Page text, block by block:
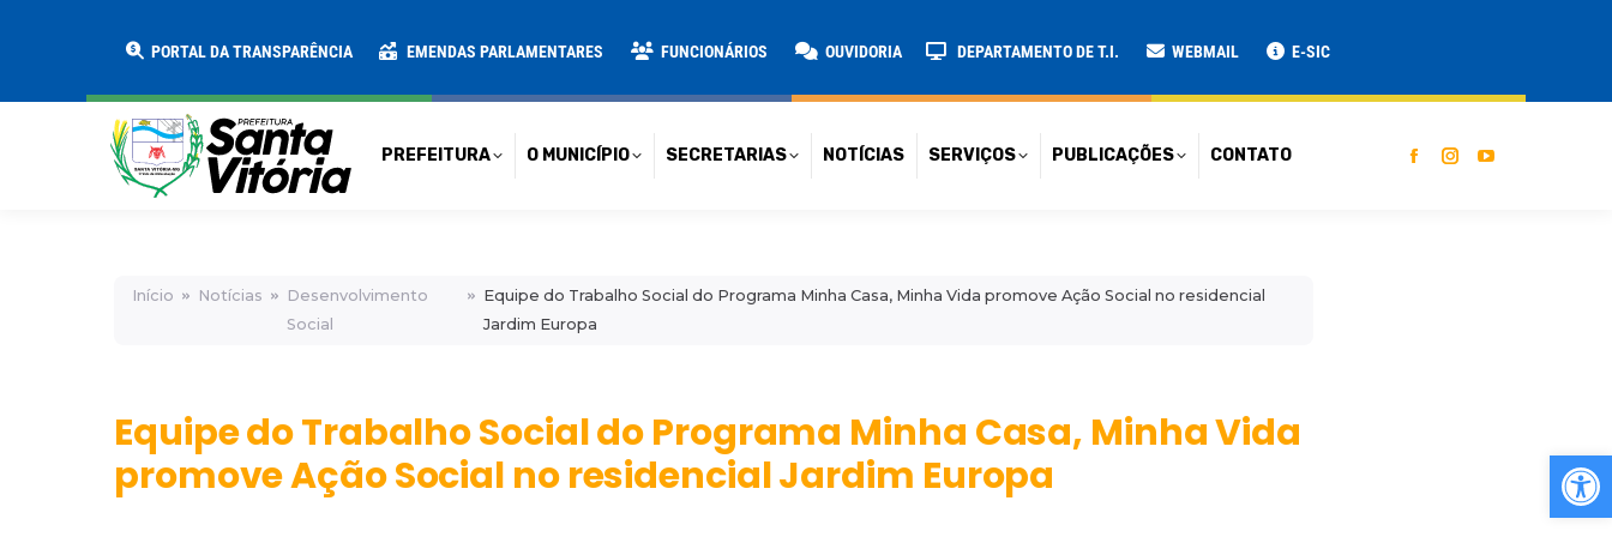
PORTAL DA TRANSPARÊNCIA EMENDAS PARLAMENTARES FUNCIONÁRIOS OUVIDORIA DEPARTAMENTO DE T.I. WEBMAIL E-SIC
PREFEITURA O MUNICÍPIO SECRETARIAS NOTÍCIAS SERVIÇOS PUBLICAÇÕES CONTATO
Início Notícias
Desenvolvimento
Social
Equipe do Trabalho Social do Programa Minha Casa, Minha Vida promove Ação Social no residencial
Jardim Europa
Equipe do Trabalho Social do Programa Minha Casa, Minha Vida
promove Ação Social no residencial Jardim Europa